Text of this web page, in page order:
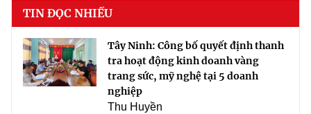
TIN ĐỌC NHIỀU
Tây Ninh: Công bố quyết định thanh
tra hoạt động kinh doanh vàng
trang sức, mỹ nghệ tại 5 doanh
nghiệp
Thu Huyền